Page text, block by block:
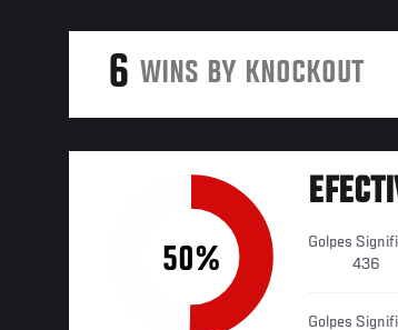
6 WINS BY KNOCKOUT
50%
Golpes
436
Golpes